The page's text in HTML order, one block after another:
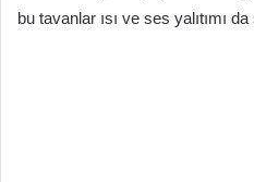
bu tavanlar ısı ve ses yalıtımı